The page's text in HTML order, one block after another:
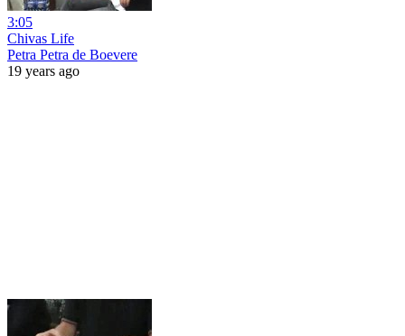
3:05
Chivas Life
Petra Petra de Boevere
19 years ago